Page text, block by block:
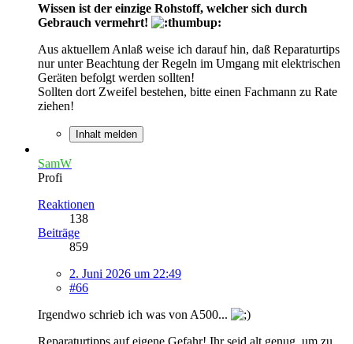
Wissen ist der einzige Rohstoff, welcher sich durch
Gebrauch vermehrt!
Aus aktuellem Anlaß weise ich darauf hin, daß Reparaturtips
nur unter Beachtung der Regeln im Umgang mit elektrischen
Geräten befolgt werden sollten!
Sollten dort Zweifel bestehen, bitte einen Fachmann zu Rate
ziehen!
Inhalt melden
SamW
Profi
Reaktionen
138
Beiträge
859
2. Juni 2026 um 22:49
#66
Irgendwo schrieb ich was von A500...
Reparaturtipps auf eigene Gefahr! Ihr seid alt genug, um zu